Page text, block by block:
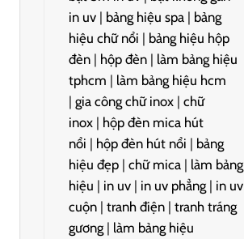
in uv| bảng hiệu spa| bảng
hiệu chữ nổi | bảng hiệu hộp
đèn| hộp đèn| làm bảng hiệu
tphcm | làm bảng hiệu hcm
| gia công chữ inox| chữ
inox| hộp đèn mica hút
nổi | hộp đèn hút nổi | bảng
hiệu đẹp| chữ mica| làm bảng
hiệu | in uv| in uv phẳng| in uv
cuộn| tranh điện| tranh tráng
gương| làm bảng hiệu